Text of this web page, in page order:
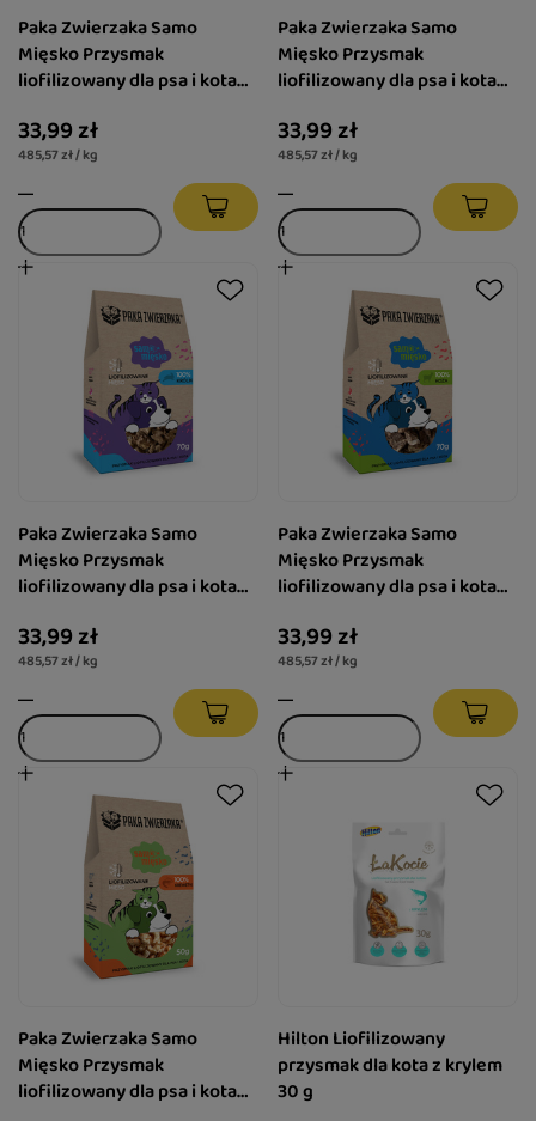
Paka Zwierzaka Samo
Mięsko Przysmak
liofilizowany dla psa i kota
33,99 zł
485,57 zł / kg
Paka Zwierzaka Samo
Mięsko Przysmak
liofilizowany dla psa i kota
33,99 zł
485,57 zł / kg
Paka Zwierzaka Samo
Mięsko Przysmak
liofilizowany dla psa i kota
33,99 zł
485,57 zł / kg
Paka Zwierzaka Samo
Mięsko Przysmak
liofilizowany dla psa i kota
33,99 zł
485,57 zł / kg
Paka Zwierzaka Samo
Mięsko Przysmak
liofilizowany dla psa i kota
Hilton Liofilizowany
przysmak dla kota z krylem
30 g